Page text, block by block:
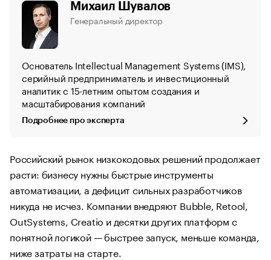
Михаил Шувалов
Генеральный директор
Основатель Intellectual Management Systems (IMS),
серийный предприниматель и инвестиционный
аналитик с 15-летним опытом создания и
масштабирования компаний
Подробнее про эксперта
Российский рынок низкокодовых решений продолжает
расти: бизнесу нужны быстрые инструменты
автоматизации, а дефицит сильных разработчиков
никуда не исчез. Компании внедряют Bubble, Retool,
OutSystems, Creatio и десятки других платформ с
понятной логикой — быстрее запуск, меньше команда,
ниже затраты на старте.